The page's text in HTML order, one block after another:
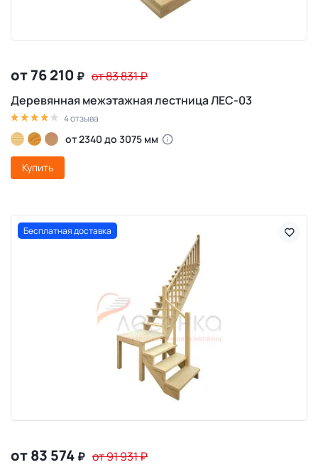
от 76 210 ₽ от 83 831₽
Деревянная межэтажная лестница ЛЕС-03
4 отзыва
от 2340 до 3075 мм
Купить
Бесплатная доставка
от 83 574 ₽ от 91 931₽